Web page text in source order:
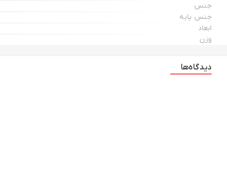
جنس
جنس پایه
ابعاد
وزن
دیدگاه‌ها